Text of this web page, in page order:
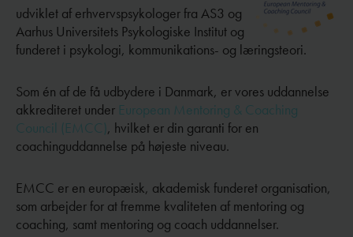
udviklet af erhvervspsykologer fra AS3 og
Aarhus Universitets Psykologiske Institut og
funderet i psykologi, kommunikations- og læringsteori.
Som én af de få udbydere i Danmark, er vores uddannelse
akkrediteret under European Mentoring & Coaching
Council (EMCC), hvilket er din garanti for en
coachinguddannelse på højeste niveau.
EMCC er en europæisk, akademisk funderet organisation,
som arbejder for at fremme kvaliteten af mentoring og
coaching, samt mentoring og coach uddannelser.